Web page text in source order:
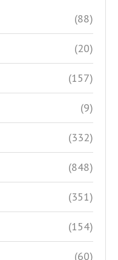
(88)
(20)
(157)
(9)
(332)
(848)
(351)
(154)
(60)